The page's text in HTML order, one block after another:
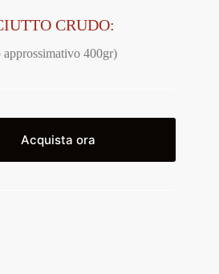
CRUDO:
400gr)
Acquista ora